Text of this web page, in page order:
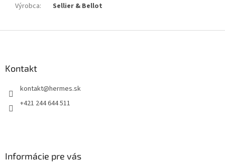
Výrobca: Sellier & Bellot
Kontakt
kontakt@hermes.sk
+421 244 644 511
Informácie pre vás